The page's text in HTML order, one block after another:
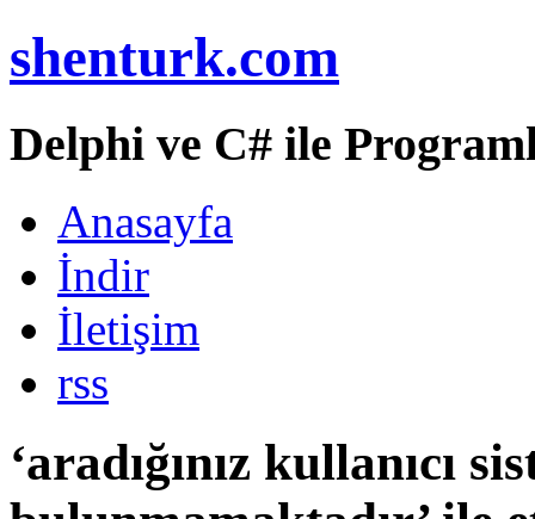
shenturk.com
Delphi ve C# ile
Anasayfa
İndir
İletişim
rss
‘aradığınız kullanıcı